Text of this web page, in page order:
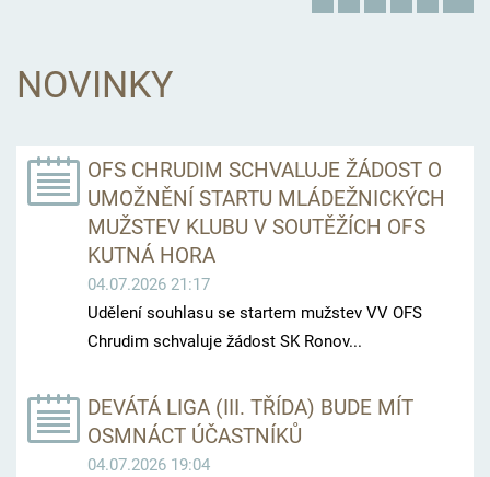
NOVINKY
OFS CHRUDIM SCHVALUJE ŽÁDOST O
UMOŽNĚNÍ STARTU MLÁDEŽNICKÝCH
MUŽSTEV KLUBU V SOUTĚŽÍCH OFS
KUTNÁ HORA
04.07.2026 21:17
Udělení souhlasu se startem mužstev VV OFS
Chrudim schvaluje žádost SK Ronov...
DEVÁTÁ LIGA (III. TŘÍDA) BUDE MÍT
OSMNÁCT ÚČASTNÍKŮ
04.07.2026 19:04